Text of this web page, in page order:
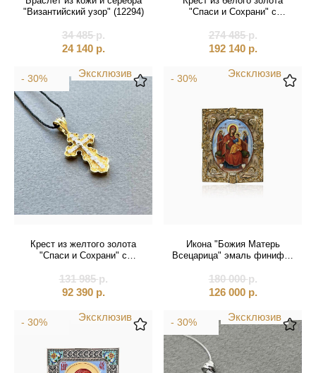
Святые покровители
Женские имена
Мужские имена
"Византийский узор" (12294)
34 485р.
24 140 р.
"Спаси и Сохрани" с
274 485р.
192 140 р.
Эксклюзив
- 30%
Крест из желтого золота
"Спаси и Сохрани" с
131 985р.
92 390 р.
Эксклюзив
- 30%
Икона "Божия Матерь
Всецарица" эмаль финифть
180 000р.
126 000 р.
Эксклюзив
- 30% Эксклюзив
- 30%